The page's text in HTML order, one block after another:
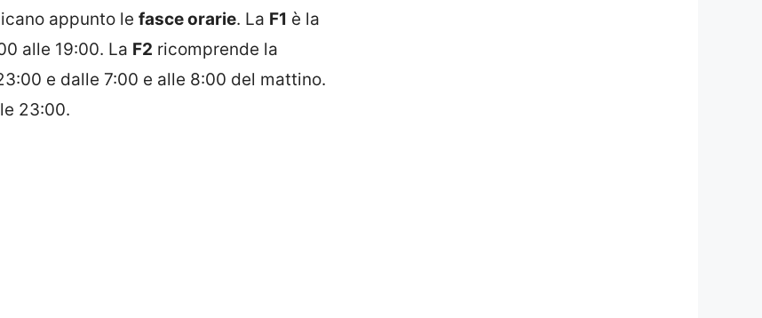
appunto le fasce orarie. La F1 è la
alle 19:00. La F2 ricomprende la
e dalle 7:00 e alle 8:00 del mattino.
23:00.